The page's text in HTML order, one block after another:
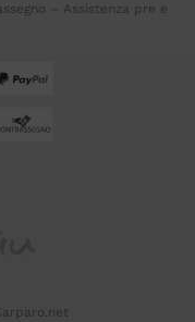
– Assistenza pre e